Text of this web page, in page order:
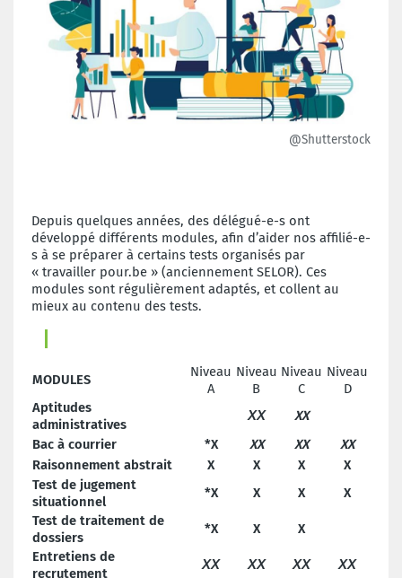
@Shutterstock
Depuis quelques années, des délégué-e-s ont
développé différents modules, afin d’aider nos affilié-e-
s à se préparer à certains tests organisés par
« travailler pour.be » (anciennement SELOR). Ces
modules sont régulièrement adaptés, et collent au
mieux au contenu des tests.
MODULES
Niveau
A
Niveau
B
Niveau
C
Niveau
D
Aptitudes
administratives
XX
XX
Bac à courrier
*X XX XX
XX
Raisonnement abstrait
X X X
X
Test de jugement
situationnel
*X X X
X
Test de traitement de
dossiers
*X X
X
Entretiens de
recrutement
XX XX XX XX